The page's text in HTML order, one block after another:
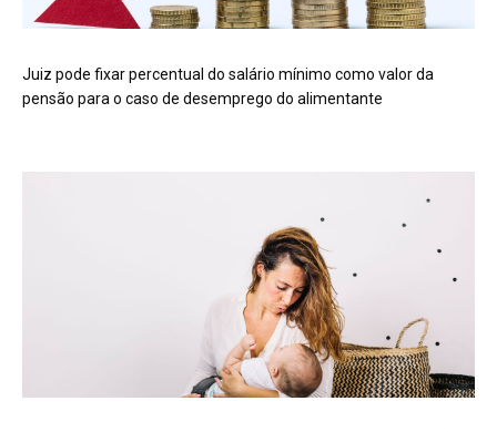
Juiz pode fixar percentual do salário mínimo como valor da
pensão para o caso de desemprego do alimentante